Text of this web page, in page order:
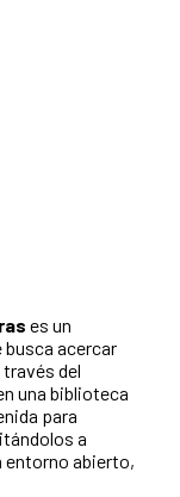
es un
acercar
del
una biblioteca
para
a
entorno abierto,